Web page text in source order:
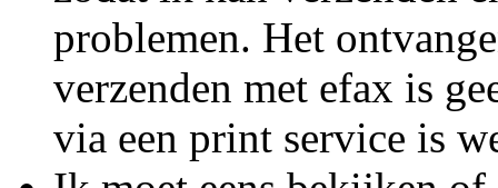
problemen. Het
verzenden met efax is
via een print service is